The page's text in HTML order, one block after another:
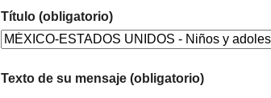
Título (obligatorio)
Texto de su mensaje (obligatorio)